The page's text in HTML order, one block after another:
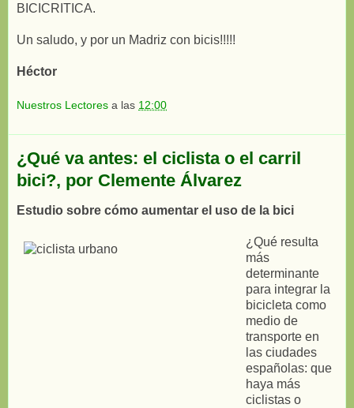
BICICRITICA.
Un saludo, y por un Madriz con bicis!!!!!
Héctor
Nuestros Lectores a las 12:00
¿Qué va antes: el ciclista o el carril
bici?, por Clemente Álvarez
Estudio sobre cómo aumentar el uso de la bici
¿Qué resulta
más
determinante
para integrar la
bicicleta como
medio de
transporte en
las ciudades
españolas: que
haya más
ciclistas o